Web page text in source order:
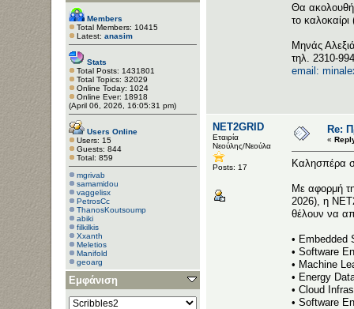
Members
Total Members: 10415
Latest: anasim
Stats
Total Posts: 1431801
Total Topics: 32029
Online Today: 1024
Online Ever: 18918
(April 06, 2026, 16:05:31 pm)
Users Online
Users: 15
Guests: 844
Total: 859
mgrivab
samamidou
vaggelisx
PetrosCc
ThanosKoutsoump
abiki
filkilkis
Xxanth
Meletios
Manifold
geoarg
sotirispo2
chrismzag
Εμφάνιση
Θα
το
Μηνάς
τηλ. 2310-
email:
NET2GRID
Εταιρία
Νεούλης/Νεούλα
Posts: 17
Re:
«
Καλησπέρα
Με αφορμή
2026), η
θέλουν να
• Embedded
• Software
• Machine
• Energy
• Cloud
• Software